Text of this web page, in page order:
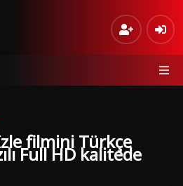
filmini Türkçe
Full HD kalitede